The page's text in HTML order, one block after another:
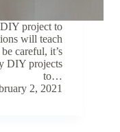
project to
will teach
careful, it’s
DIY projects
to…
2, 2021